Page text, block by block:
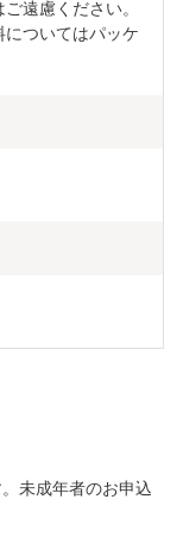
遠慮ください。
ついてはパッケ
未成年者のお申込